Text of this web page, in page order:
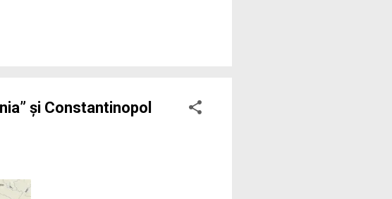
și Constantinopol